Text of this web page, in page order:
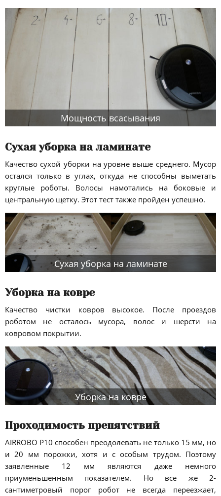
Мощность всасывания
Сухая уборка на ламинате
Качество сухой уборки на уровне выше среднего. Мусор
остался только в углах, откуда не способны выметать
круглые роботы. Волосы намотались на боковые и
центральную щетку. Этот тест также пройден успешно.
Сухая уборка на ламинате
Уборка на ковре
Качество чистки ковров высокое. После проездов
роботом не осталось мусора, волос и шерсти на
ковровом покрытии.
Уборка на ковре
Проходимость препятствий
AIRROBO P10 способен преодолевать не только 15 мм, но
и 20 мм порожки, хотя и с особым трудом. Поэтому
заявленные 12 мм являются даже немного
приуменьшенным показателем. Но все же 2-
сантиметровый порог робот не всегда переезжает,